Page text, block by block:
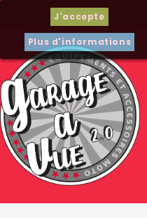
J'accepte
Plus d'informations